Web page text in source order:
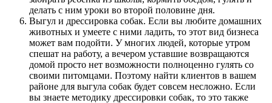
делать с ним уроки во второй половине дня.
Выгул и дрессировка собак. Если вы любите домашних
животных и умеете с ними ладить, то этот вид бизнеса
может вам подойти. У многих людей, которые утром
спешат на работу, а вечером уставшие возвращаются
домой просто нет возможности полноценно гулять со
своими питомцами. Поэтому найти клиентов в вашем
районе для выгула собак будет совсем несложно. Если
вы знаете методику дрессировки собак, то это также